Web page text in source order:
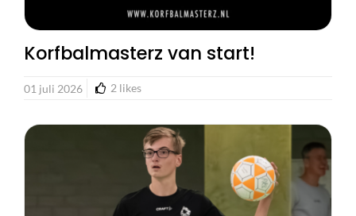
Korfbalmasterz van start!
01 juli 2026 2 likes